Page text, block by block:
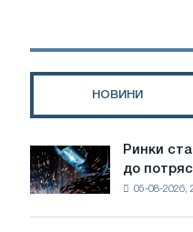
НОВИНИ
Ринки
стають
все
Ринки
до
05-08-2026,